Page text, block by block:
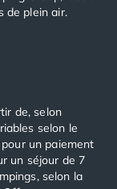
de plein air.
de, selon
selon le
un paiement
un séjour de 7
selon la